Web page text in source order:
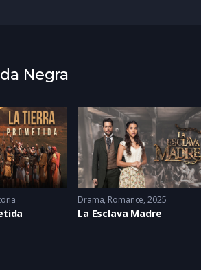
Negra
Drama, Romance 2025
La Esclava Madre